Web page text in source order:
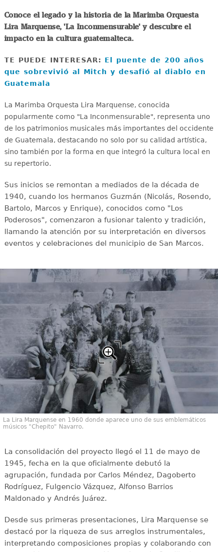
Conoce el legado y la historia de la Marimba Orquesta
Lira Marquense, 'La Inconmensurable' y descubre el
impacto en la cultura guatemalteca.
TE PUEDE INTERESAR: El puente de 200 años
que sobrevivió al Mitch y desafió al diablo en
Guatemala
La Marimba Orquesta Lira Marquense, conocida
popularmente como "La Inconmensurable", representa uno
de los patrimonios musicales más importantes del occidente
de Guatemala, destacando no solo por su calidad artística,
sino también por la forma en que integró la cultura local en
su repertorio.
Sus inicios se remontan a mediados de la década de
1940, cuando los hermanos Guzmán (Nicolás, Rosendo,
Bartolo, Marcos y Enrique), conocidos como "Los
Poderosos", comenzaron a fusionar talento y tradición,
llamando la atención por su interpretación en diversos
eventos y celebraciones del municipio de San Marcos.
La Lira Marquense en 1960 donde aparece uno de sus emblemáticos
músicos "Chepito" Navarro.
La consolidación del proyecto llegó el 11 de mayo de
1945, fecha en la que oficialmente debutó la
agrupación, fundada por Carlos Méndez, Dagoberto
Rodríguez, Fulgencio Vázquez, Alfonso Barrios
Maldonado y Andrés Juárez.
Desde sus primeras presentaciones, Lira Marquense se
destacó por la riqueza de sus arreglos instrumentales,
interpretando composiciones propias y colaborando con